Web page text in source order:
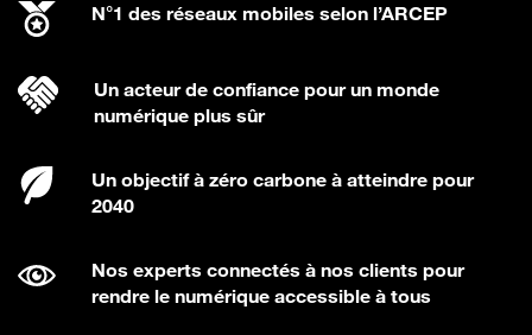
N°1 des réseaux mobiles selon l’ARCEP
Un acteur de confiance pour un monde
numérique plus sûr
Un objectif à zéro carbone à atteindre pour
2040
Nos experts connectés à nos clients pour
rendre le numérique accessible à tous